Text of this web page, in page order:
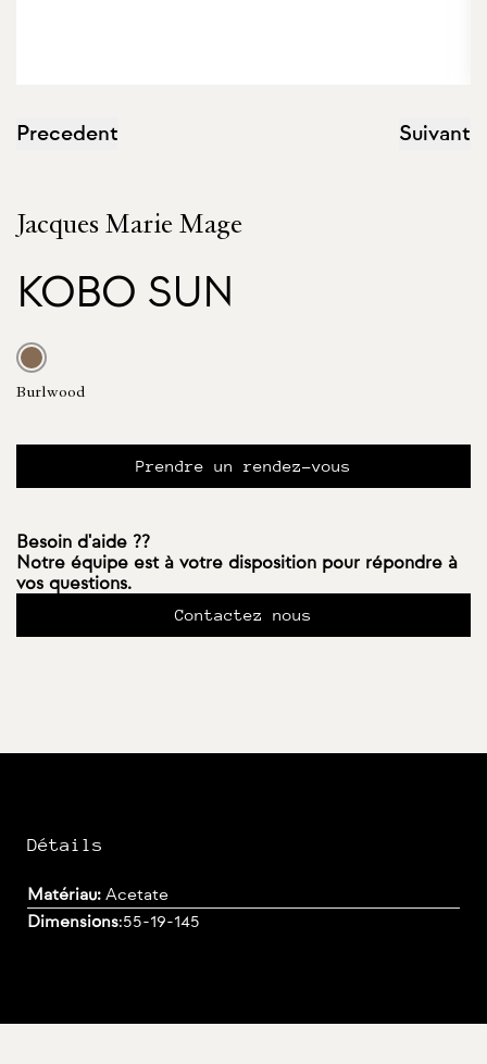
Precedent Suivant
Jacques Marie Mage
KOBO SUN
Burlwood
Prendre un rendez-vous
Besoin d'aide ??
Notre équipe est à votre disposition pour répondre à
vos questions.
Contactez nous
Détails
Matériau: Acetate
Dimensions:55-19-145